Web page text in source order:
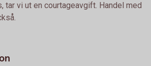
tar vi ut en courtageavgift. Handel med